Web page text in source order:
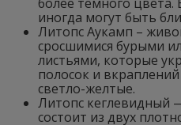
иногда могут быть
Литопс Аукамп –
сросшимися бурыми
листьями, которые
полосок и
светло-желтые.
Литопс кеглевидный
состоит из двух